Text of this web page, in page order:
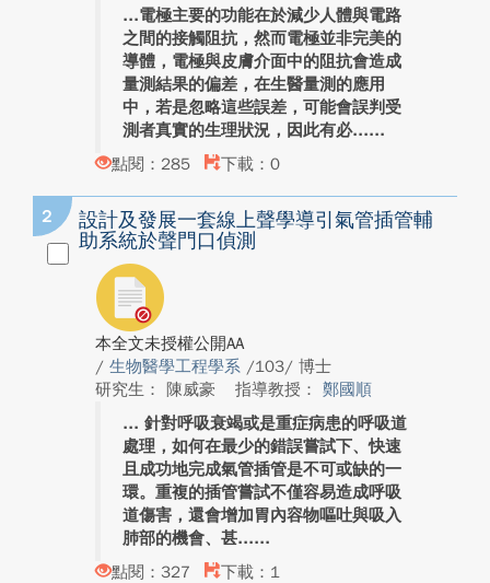
電極主要的功能在於減少人體與電路
之間的接觸阻抗，然而電極並非完美的
導體，電極與皮膚介面中的阻抗會造成
量測結果的偏差，在生醫量測的應用
中，若是忽略這些誤差，可能會誤判受
測者真實的生理狀況，因此有必...
點閱：285
下載：0
2
設計及發展一套線上聲學導引氣管插管輔
助系統於聲門口偵測
本全文未授權公開AA
/ 生物醫學工程學系 /103/ 博士
研究生： 陳威豪
指導教授： 鄭國順
針對呼吸衰竭或是重症病患的呼吸道
處理，如何在最少的錯誤嘗試下、快速
且成功地完成氣管插管是不可或缺的一
環。重複的插管嘗試不僅容易造成呼吸
道傷害，還會增加胃內容物嘔吐與吸入
肺部的機會、甚...
點閱：327
下載：1